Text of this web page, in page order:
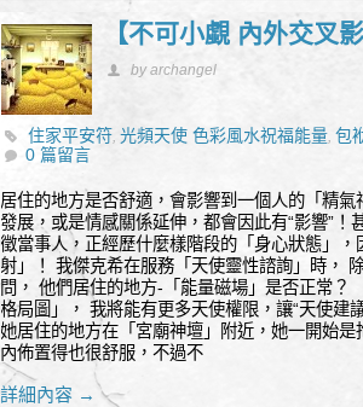
【不可小覷 內外交叉
by archangel
住家平安符,光頻天使 色彩風水祝福能量,包
風水,陽台外推
0 篇留言
居住的地方是否舒適，會影響到一個人的「精
發展，或是情感關係延伸，都會因此有“影響”
徵當事人，正經歷什麼樣階段的「身心狀態」
射」！ 我傑克希在服務「天使靈性諮詢」時，
問， 他們居住的地方-「能量磁場」是否正常？
格局圖」， 我將能有更多天使權限，讓“天使建
她居住的地方在「宮廟神壇」附近，她一開始
內佈置得也很舒服，不過不
詳細內容 →